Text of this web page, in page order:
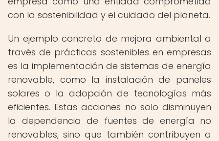
con la sostenibilidad y el cuidado del planeta.
Un ejemplo concreto de mejora ambiental a
través de prácticas sostenibles en empresas
es la implementación de sistemas de energía
renovable, como la instalación de paneles
solares o la adopción de tecnologías más
eficientes. Estas acciones no solo disminuyen
la dependencia de fuentes de energía no
renovables, sino que también contribuyen a